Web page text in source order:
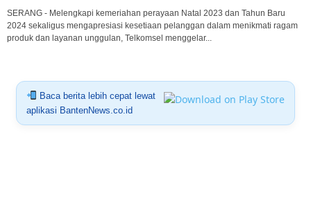
SERANG - Melengkapi kemeriahan perayaan Natal 2023 dan Tahun Baru
2024 sekaligus mengapresiasi kesetiaan pelanggan dalam menikmati ragam
produk dan layanan unggulan, Telkomsel menggelar...
Baca berita lebih cepat lewat
aplikasi BantenNews.co.id